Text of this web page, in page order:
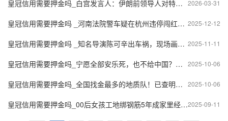
2026-03-31
皇冠信用需要押金吗_白宫发言人：伊朗前领导人对特朗普“撒谎”，所以我们杀了他们
2025-12-12
皇冠信用需要押金吗 _河南法院警车疑在杭州违停闯红灯！杭州交警：将核查
2025-11-11
皇冠信用需要押金吗 _知名导演陈可辛出车祸，现场画面曝光，警方正调查
2025-10-06
皇冠信用需要押金吗_宁愿全部安乐死，也不给中国？加拿大养不起30头白鲸，中国愿接手，然而...
2025-10-06
皇冠信用需要押金吗_全国找金最多的地质队！已查明金资源量2810余吨
2025-09-11
皇冠信用需要押金吗_00后女孩工地绑钢筋5年成家里经济支柱：汗水流进眼睛特别疼，工友让我干轻松的活